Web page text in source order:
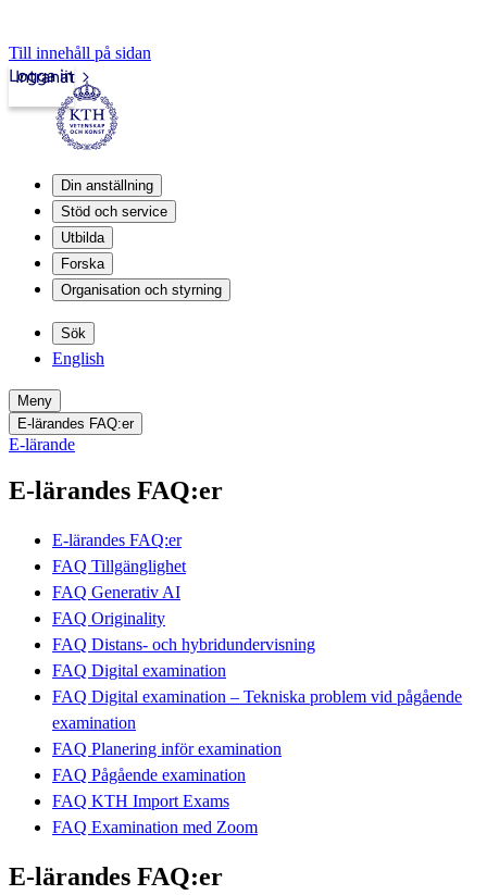
Till innehåll på sidan
Intranät
Logga in
Din anställning
Stöd och service
Utbilda
Forska
Organisation och styrning
Sök
English
Meny
E-lärandes FAQ:er
E-lärande
E-lärandes FAQ:er
E-lärandes FAQ:er
FAQ Tillgänglighet
FAQ Generativ AI
FAQ Originality
FAQ Distans- och hybridundervisning
FAQ Digital examination
FAQ Digital examination – Tekniska problem vid pågående
examination
FAQ Planering inför examination
FAQ Pågående examination
FAQ KTH Import Exams
FAQ Examination med Zoom
E-lärandes FAQ:er